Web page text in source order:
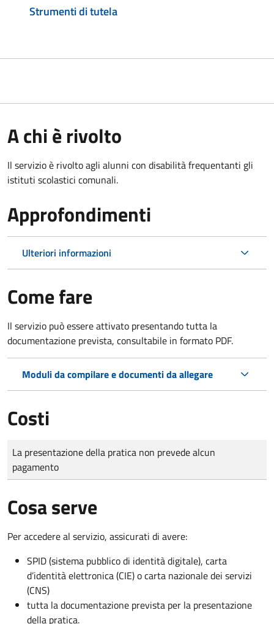
Strumenti di tutela
A chi è rivolto
Il servizio è rivolto agli alunni con disabilità frequentanti gli
istituti scolastici comunali.
Approfondimenti
Ulteriori informazioni
Come fare
Il servizio può essere attivato presentando tutta la
documentazione prevista, consultabile in formato PDF.
Moduli da compilare e documenti da allegare
Costi
Tipo di pagamento
Importo
La presentazione della pratica non prevede alcun
pagamento
Cosa serve
Per accedere al servizio, assicurati di avere:
SPID (sistema pubblico di identità digitale), carta
d’identità elettronica (CIE) o carta nazionale dei servizi
(CNS)
tutta la documentazione prevista per la presentazione
della pratica.